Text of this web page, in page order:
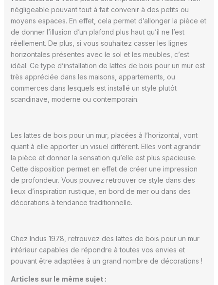
négligeable pouvant tout à fait convenir à des petits ou
moyens espaces. En effet, cela permet d’allonger la pièce et
de donner l’illusion d’un plafond plus haut qu’il ne l’est
réellement. De plus, si vous souhaitez casser les lignes
horizontales présentes avec le sol et les meubles, c’est
idéal. Ce type d’installation de lattes de bois pour un mur est
très appréciée dans les maisons, appartements, ou
commerces dans lesquels est installé un style plutôt
scandinave, moderne ou contemporain.
Les lattes de bois pour un mur, placées à l’horizontal, vont
quant à elle apporter un visuel différent. Elles vont agrandir
la pièce et donner la sensation qu’elle est plus spacieuse.
Cette disposition permet en effet de créer une impression
de profondeur. Vous pouvez retrouver ce style dans des
lieux d’inspiration rustique, en bord de mer ou dans des
décorations à tendance traditionnelle.
Chez Indus 1978, retrouvez des lattes de bois pour un mur
intérieur capables de répondre à toutes vos envies et
pouvant être adaptées à un grand nombre de décorations !
Articles sur le même sujet :